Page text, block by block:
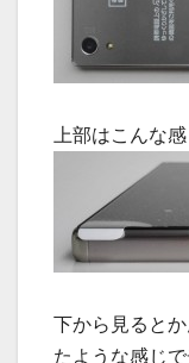
上部はこんな
下から見ると
たような感じで